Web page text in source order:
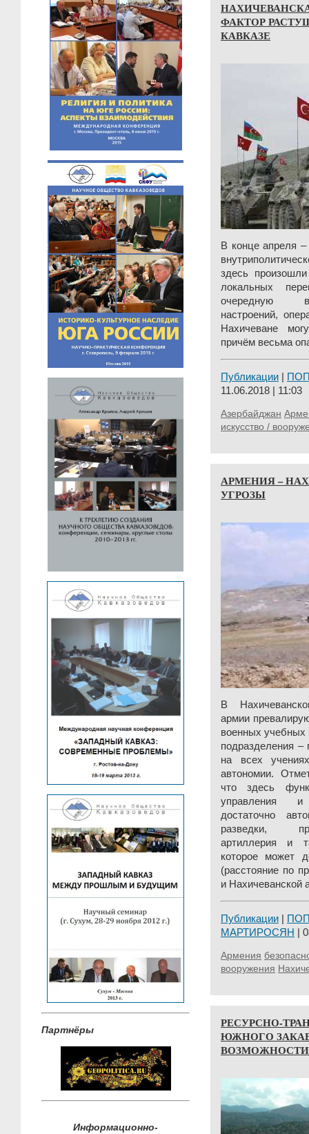
Партнёры
Информационно-
ФАКТОР
КАВКАЗЕ
В конце апреля
здесь
локальных
очередную
настроений,
Нахичеване
причём весьма
Публикации
11.06.2018 | 11:03
Азербайджан
искусство /
АРМЕНИЯ –
УГРОЗЫ
В
армии
военных учебных
подразделения –
на всех
автономии.
что здесь
управления и
достаточно
разведки,
артиллерия и
которое может
(расстояние по
и Нахичеванской
Публикации
МАРТИРОСЯН
|
Армения
вооружения
РЕСУРСНО-
ЮЖНОГО